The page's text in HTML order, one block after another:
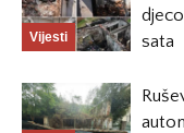
Vijesti
sata